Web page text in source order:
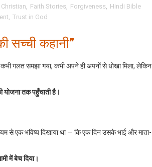
, Faith Stories, Forgiveness, Hindi Bible
, Trust in God
सच्ची कहानी”
गलत समझा गया, कभी अपने ही अपनों से धोखा मिला, लेकिन
योजना तक पहुँचाती है।
से एक भविष्य दिखाया था — कि एक दिन उसके भाई और माता-
में बेच दिया।